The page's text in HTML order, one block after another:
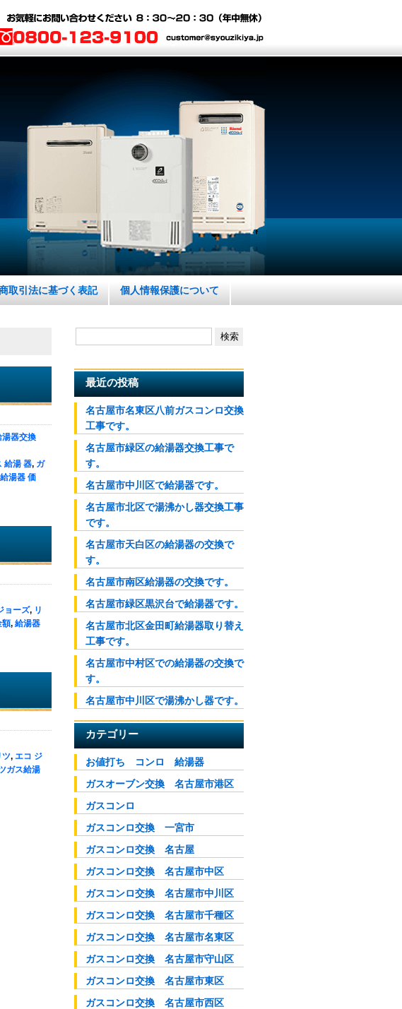
取引法に基づく表記 個人情報保護について
湯器交換
給湯 器, ガ
湯器 価
ョーズ, リ
額, 給湯器
ツ, エコ ジ
ガス給湯
最近の投稿
名古屋市名東区八前ガスコンロ交換
工事です。
名古屋市緑区の給湯器交換工事で
す。
名古屋市中川区で給湯器です。
名古屋市北区で湯沸かし器交換工事
です。
名古屋市天白区の給湯器の交換で
す。
名古屋市南区給湯器の交換です。
名古屋市緑区黒沢台で給湯器です。
名古屋市北区金田町給湯器取り替え
工事です。
名古屋市中村区での給湯器の交換で
す。
名古屋市中川区で湯沸かし器です。
カテゴリー
お値打ち コンロ 給湯器
ガスオーブン交換 名古屋市港区
ガスコンロ
ガスコンロ交換 一宮市
ガスコンロ交換 名古屋
ガスコンロ交換 名古屋市中区
ガスコンロ交換 名古屋市中川区
ガスコンロ交換 名古屋市千種区
ガスコンロ交換 名古屋市名東区
ガスコンロ交換 名古屋市守山区
ガスコンロ交換 名古屋市東区
ガスコンロ交換 名古屋市西区